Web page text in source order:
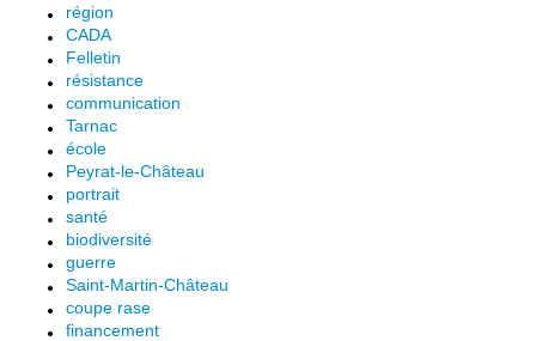
région
CADA
Felletin
résistance
communication
Tarnac
école
Peyrat-le-Château
portrait
santé
biodiversité
guerre
Saint-Martin-Château
coupe rase
financement